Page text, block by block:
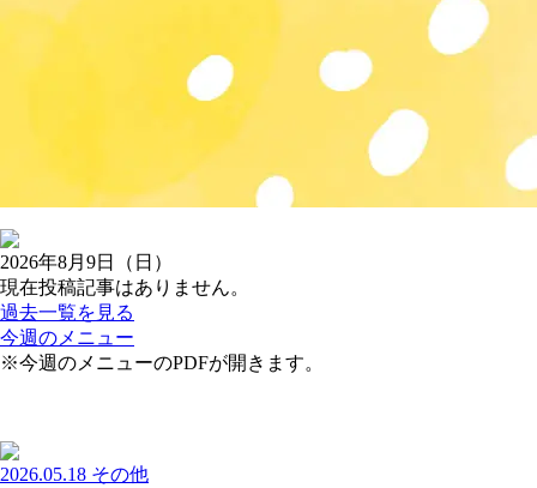
2026年8月9日（日）
現在投稿記事はありません。
過去一覧を見る
今週のメニュー
※今週のメニューのPDFが開きます。
2026.05.18 その他